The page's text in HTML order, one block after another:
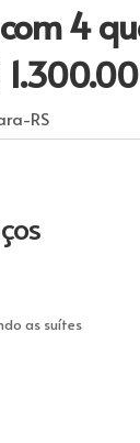
4
RS
as suítes